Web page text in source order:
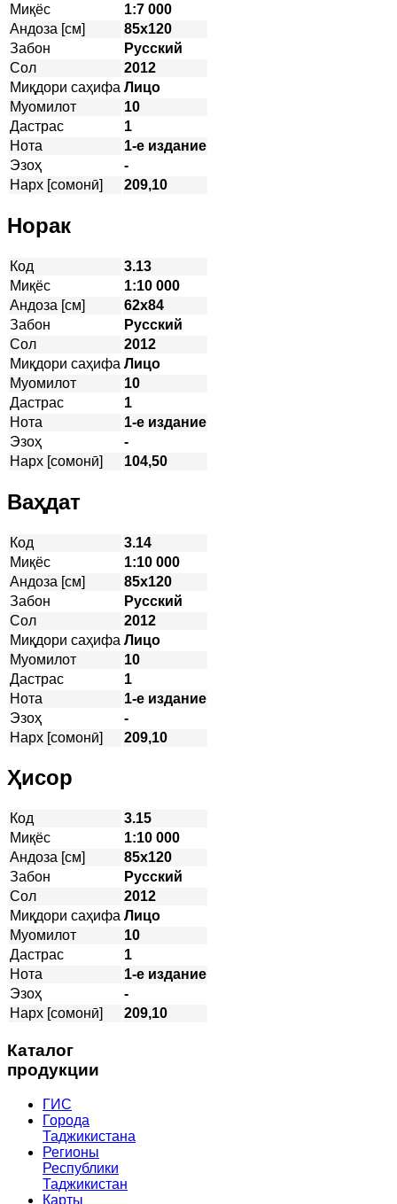
Миқёс
1:7 000
Андоза [см]
85х120
Забон
Русский
Сол
2012
Миқдори саҳифа Лицо
Муомилот
10
Дастрас
1
Нота
1-е издание
Эзоҳ
-
Нарх [сомонӣ]
209,10
Норак
Код
3.13
Миқёс
1:10 000
Андоза [см]
62х84
Забон
Русский
Сол
2012
Миқдори саҳифа Лицо
Муомилот
10
Дастрас
1
Нота
1-е издание
Эзоҳ
-
Нарх [сомонӣ]
104,50
Ваҳдат
Код
3.14
Миқёс
1:10 000
Андоза [см]
85х120
Забон
Русский
Сол
2012
Миқдори саҳифа Лицо
Муомилот
10
Дастрас
1
Нота
1-е издание
Эзоҳ
-
Нарх [сомонӣ]
209,10
Ҳисор
Код
3.15
Миқёс
1:10 000
Андоза [см]
85х120
Забон
Русский
Сол
2012
Миқдори саҳифа Лицо
Муомилот
10
Дастрас
1
Нота
1-е издание
Эзоҳ
-
Нарх [сомонӣ]
209,10
Каталог
продукции
ГИС
Города
Таджикистана
Регионы
Республики
Таджикистан
Карты